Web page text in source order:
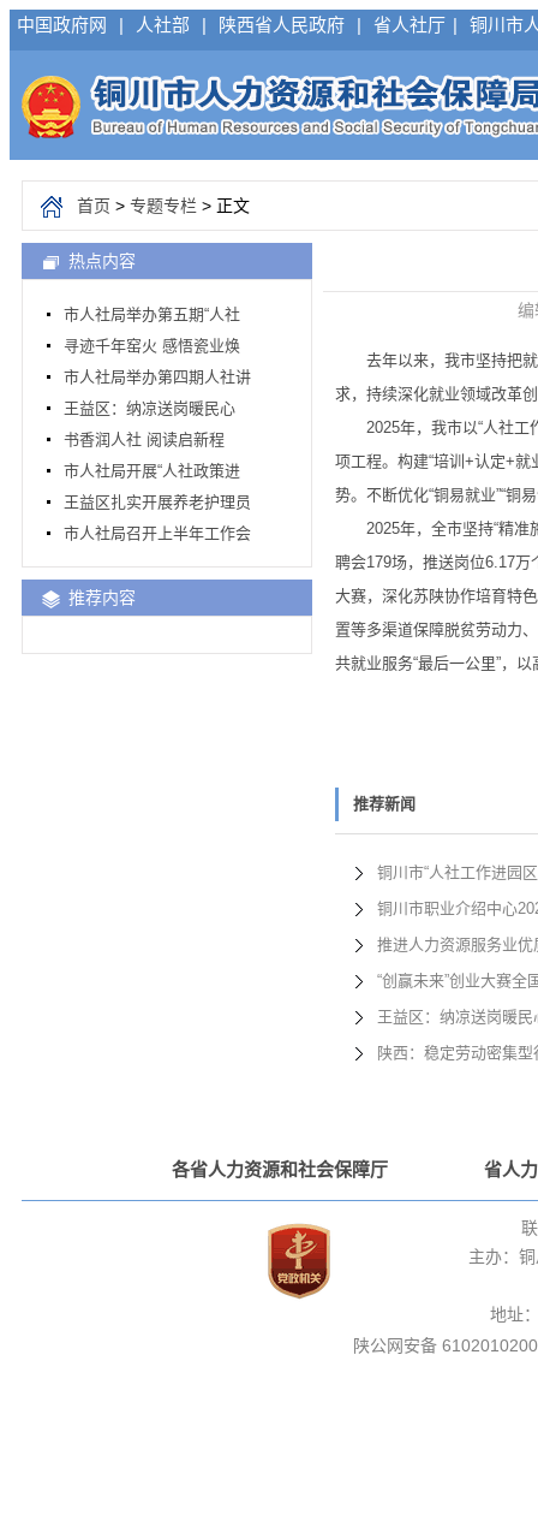
中国政府网 | 人社部 | 陕西省人民政府 | 省人社厅 | 铜川市
首页 > 专题专栏 > 正文
热点内容
市人社局举办第五期“人社
寻迹千年窑火 感悟瓷业焕
市人社局举办第四期人社讲
王益区：纳凉送岗暖民心
书香润人社 阅读启新程
市人社局开展“人社政策进
王益区扎实开展养老护理员
市人社局召开上半年工作会
推荐内容
编
去年以来，我市坚持把就
求，持续深化就业领域改革
2025年，我市以“人社工作
项工程。构建“培训+认定+
势。不断优化“铜易就业”“铜
2025年，全市坚持“精准施
聘会179场，推送岗位6.17万
大赛，深化苏陕协作培育特
置等多渠道保障脱贫劳动力
共就业服务“最后一公里”，
推荐新闻
铜川市“人社工作进园
铜川市职业介绍中心
推进人力资源服务业
“创赢未来”创业大赛全
王益区：纳凉送岗暖
陕西：稳定劳动密集
各省人力资源和社会保障厅 省人
主办：
地址
陕公网安备